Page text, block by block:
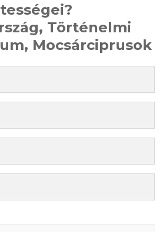
Történelmi
Mocsárciprusok